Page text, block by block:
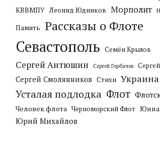
КВВМПУ Леонид Юдников Морполит
Память Рассказы о Флоте
Севастополь Семён Крылов
Сергей Антюшин Сергей Горбачев
Сергей Смолянников Стихи Украина
Усталая подлодка Флот
Человек флота Черноморский Флот
Юрий Михайлов